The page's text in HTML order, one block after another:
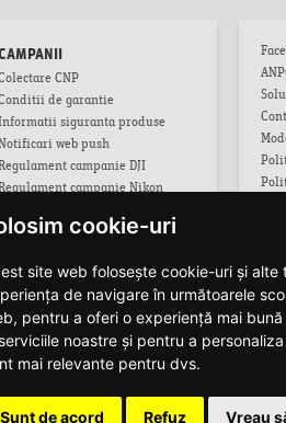
cookie-uri
site web folosește cookie-uri și
de navigare în următoarele
, pentru a oferi o experiență mai
noastre și pentru a
mai relevante pentru dvs.
Sunt de acord Refuz Vreau
CNP
de garantie
siguranta produse
web push
campanie DJI
campanie Nikon
Regulament campanie Nikon Z8
campanie obiective Z